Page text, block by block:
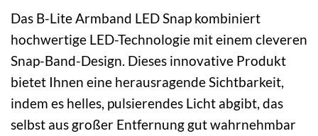
Das B-Lite Armband LED Snap kombiniert
hochwertige LED-Technologie mit einem cleveren
Snap-Band-Design. Dieses innovative Produkt
bietet Ihnen eine herausragende Sichtbarkeit,
indem es helles, pulsierendes Licht abgibt, das
selbst aus großer Entfernung gut wahrnehmbar